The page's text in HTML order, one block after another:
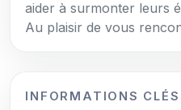
aider à surmonter leurs
Au plaisir de vous
INFORMATIONS CLÉS